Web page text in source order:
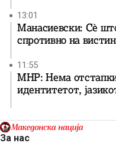
13:01
Манасиевски: Сè
спротивно на
11:55
МНР: Нема
идентитетот,
За нас